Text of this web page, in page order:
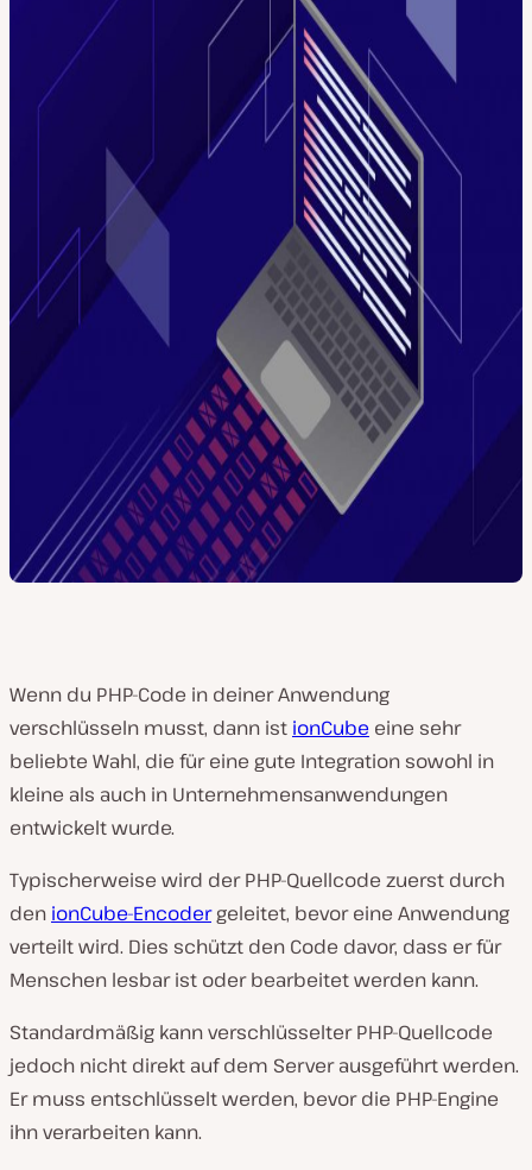
Wenn du PHP-Code in deiner Anwendung
verschlüsseln musst, dann ist ionCube eine sehr
beliebte Wahl, die für eine gute Integration sowohl in
kleine als auch in Unternehmensanwendungen
entwickelt wurde.
Typischerweise wird der PHP-Quellcode zuerst durch
den ionCube-Encodergeleitet, bevor eine Anwendung
verteilt wird. Dies schützt den Code davor, dass er für
Menschen lesbar ist oder bearbeitet werden kann.
Standardmäßig kann verschlüsselter PHP-Quellcode
jedoch nicht direkt auf dem Server ausgeführt werden.
Er muss entschlüsselt werden, bevor die PHP-Engine
ihn verarbeiten kann.